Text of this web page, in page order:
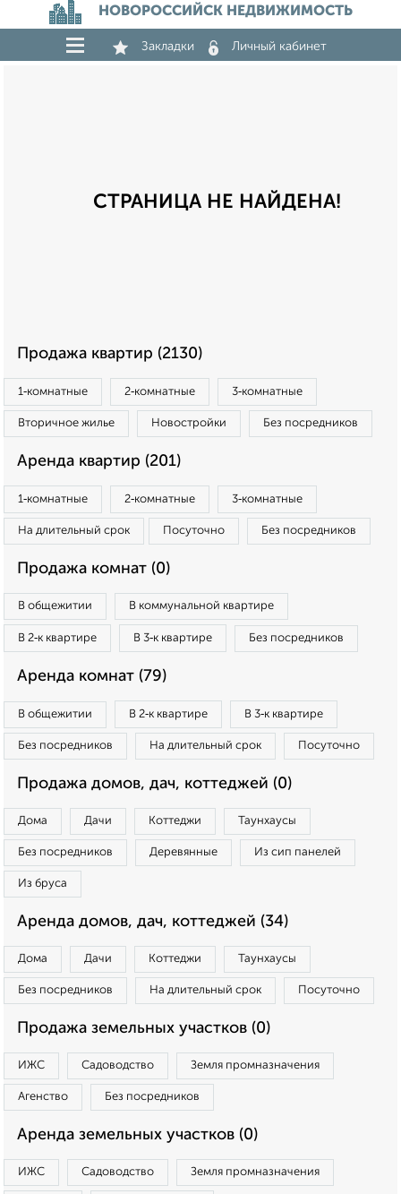
НОВОРОССИЙСК НЕДВИЖИМОСТЬ
Закладки Личный кабинет
СТРАНИЦА НЕ НАЙДЕНА!
Продажа квартир (2130)
1‑комнатные 2‑комнатные 3‑комнатные
Вторичное жилье Новостройки Без посредников
Аренда квартир (201)
1‑комнатные 2‑комнатные 3‑комнатные
На длительный срок Посуточно Без посредников
Продажа комнат (0)
В общежитии В коммунальной квартире
В 2‑к квартире В 3‑к квартире Без посредников
Аренда комнат (79)
В общежитии В 2‑к квартире В 3‑к квартире
Без посредников На длительный срок Посуточно
Продажа домов, дач, коттеджей (0)
Дома Дачи Коттеджи Таунхаусы
Без посредников Деревянные Из сип панелей
Из бруса
Аренда домов, дач, коттеджей (34)
Дома Дачи Коттеджи Таунхаусы
Без посредников На длительный срок Посуточно
Продажа земельных участков (0)
ИЖС Садоводство Земля промназначения
Агенство Без посредников
Аренда земельных участков (0)
ИЖС Садоводство Земля промназначения